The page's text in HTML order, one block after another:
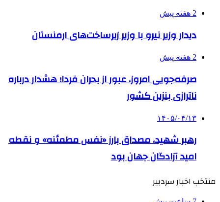
2 هفته پیش
دیدار وزیر نیرو با وزیر زیرساخت‌های ارمنستان
2 هفته پیش
صرفه‌جویی امروز، عبور از بحران فردا؛ هشدار درباره
ناترازی بنزین کشور
۱۴۰۵/۰۴/۱۳
رهبر شهید، مصداق بارز «نفس مطمئنه» و نقطه
امید آزادگان جهان بود
منتخب اخبار سردبیر